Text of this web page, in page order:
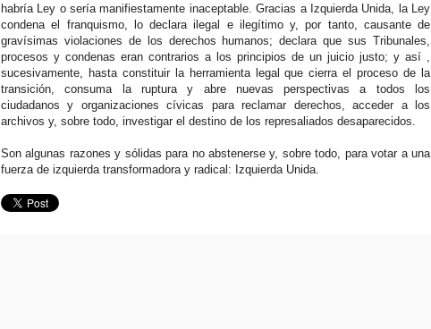
habría Ley o sería manifiestamente inaceptable. Gracias a Izquierda Unida, la Ley
condena el franquismo, lo declara ilegal e ilegítimo y, por tanto, causante de
gravísimas violaciones de los derechos humanos; declara que sus Tribunales,
procesos y condenas eran contrarios a los principios de un juicio justo; y así ,
sucesivamente, hasta constituir la herramienta legal que cierra el proceso de la
transición, consuma la ruptura y abre nuevas perspectivas a todos los
ciudadanos y organizaciones cívicas para reclamar derechos, acceder a los
archivos y, sobre todo, investigar el destino de los represaliados desaparecidos.
Son algunas razones y sólidas para no abstenerse y, sobre todo, para votar a una
fuerza de izquierda transformadora y radical: Izquierda Unida.